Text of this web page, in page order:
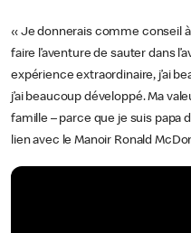
« Je donnerais comme conseil
faire l’aventure de sauter dans
expérience extraordinaire, j’ai
j’ai beaucoup développé. Ma
famille – parce que je suis papa
lien avec le Manoir Ronald